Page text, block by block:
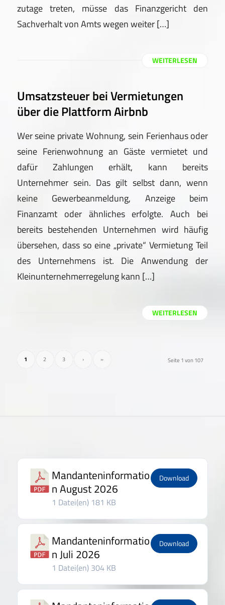
zutage treten, müsse das Finanzgericht den
Sachverhalt von Amts wegen weiter […]
WEITERLESEN
Umsatzsteuer bei Vermietungen
über die Plattform Airbnb
Wer seine private Wohnung, sein Ferienhaus oder
seine Ferienwohnung an Gäste vermietet und
dafür Zahlungen erhält, kann bereits
Unternehmer sein. Das gilt selbst dann, wenn
keine Gewerbeanmeldung, Anzeige beim
Finanzamt oder ähnliches erfolgte. Auch bei
bereits bestehenden Unternehmen wird häufig
übersehen, dass so eine „private“ Vermietung Teil
des Unternehmens ist. Die Anwendung der
Kleinunternehmerregelung kann […]
WEITERLESEN
Seite 1 von 107
1 2 3 › »
Mandanteninformatio
n August 2026
1 Datei(en) 181 KB
Download
Mandanteninformatio
n Juli 2026
1 Datei(en) 304 KB
Download